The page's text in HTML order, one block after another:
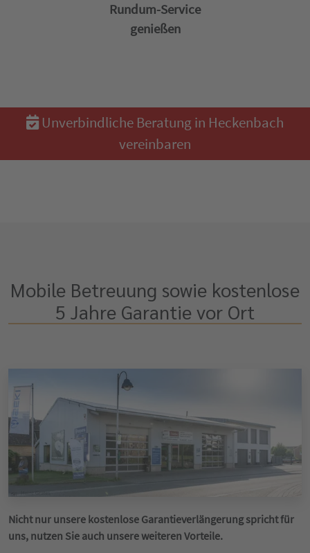
Rundum-Service
genießen
Unverbindliche Beratung in Heckenbach
vereinbaren
Mobile Betreuung sowie kostenlose
5 Jahre Garantie vor Ort
Nicht nur unsere kostenlose Garantieverlängerung spricht für
uns, nutzen Sie auch unsere weiteren Vorteile.